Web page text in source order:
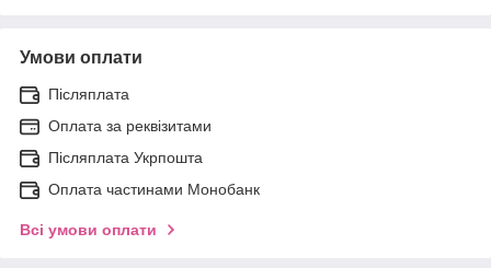
Умови оплати
Післяплата
Оплата за реквізитами
Післяплата Укрпошта
Оплата частинами Монобанк
Всі умови оплати